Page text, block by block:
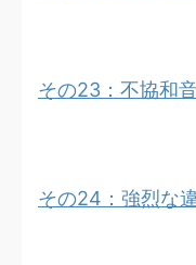
その23：不協和
その24：強烈な